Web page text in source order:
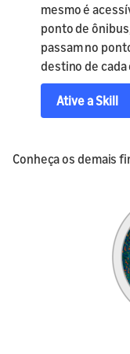
mesmo é
ponto de
passam no
destino de cada
Ative a Skill
Conheça os demais